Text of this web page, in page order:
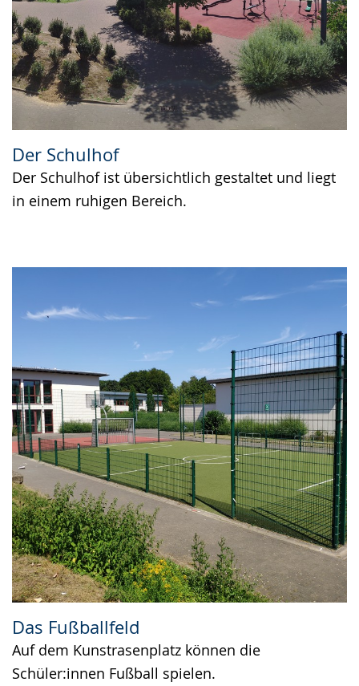
Der Schulhof
Der Schulhof ist übersichtlich gestaltet und liegt
in einem ruhigen Bereich.
Das Fußballfeld
Auf dem Kunstrasenplatz können die
Schüler:innen Fußball spielen.